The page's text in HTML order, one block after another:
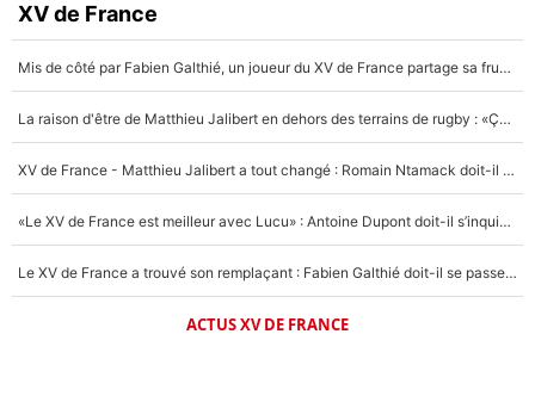
XV de France
Mis de côté par Fabien Galthié, un joueur du XV de France partage sa frustration : «ils ne me l’ont pas dit tout de suite»
La raison d'être de Matthieu Jalibert en dehors des terrains de rugby : «Ça m'atteint autant que si tu touches à un membre de ma famille»
XV de France - Matthieu Jalibert a tout changé : Romain Ntamack doit-il s’inquiéter pour sa place à un an de la Coupe du monde ?
«Le XV de France est meilleur avec Lucu» : Antoine Dupont doit-il s’inquiéter pour sa place ?
Le XV de France a trouvé son remplaçant : Fabien Galthié doit-il se passer d'Antoine Dupont ?
ACTUS XV DE FRANCE